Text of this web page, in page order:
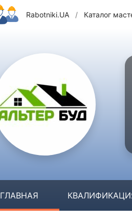
Rabotniki.UA / Каталог
ГЛАВНАЯ